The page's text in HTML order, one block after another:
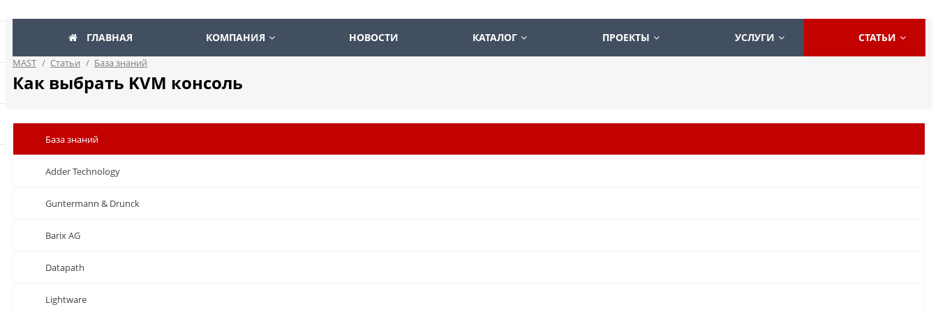
ГЛАВНАЯ КОМПАНИЯ НОВОСТИ КАТАЛОГ ПРОЕКТЫ УСЛУГИ СТАТЬИ
MAST / Статьи / База знаний
Как выбрать KVM консоль
База знаний
Adder Technology
Guntermann & Drunck
Barix AG
Datapath
Lightware